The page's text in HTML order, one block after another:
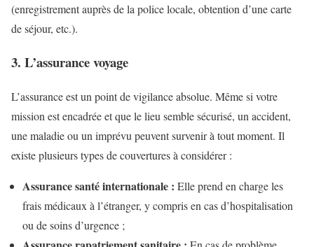
(enregistrement auprès de la police locale, obtention d’une carte
de séjour, etc.).
3. L’assurance voyage
L’assurance est un point de vigilance absolue. Même si votre
mission est encadrée et que le lieu semble sécurisé, un accident,
une maladie ou un imprévu peuvent survenir à tout moment. Il
existe plusieurs types de couvertures à considérer :
Assurance santé internationale : Elle prend en charge les
frais médicaux à l’étranger, y compris en cas d’hospitalisation
ou de soins d’urgence ;